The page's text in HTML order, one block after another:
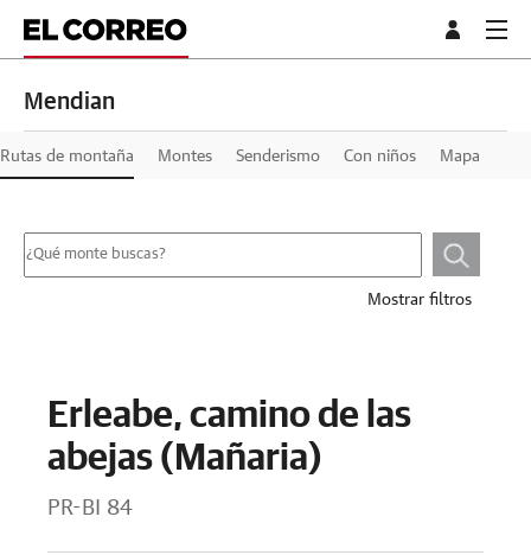
Mendian
Rutas de montaña Montes Senderismo Con niños Mapa
Mostrar filtros
Erleabe, camino de las
abejas (Mañaria)
PR-BI 84